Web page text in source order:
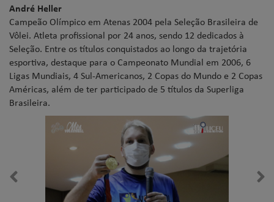
André Heller
Campeão Olímpico em Atenas 2004 pela Seleção Brasileira de
Vôlei. Atleta profissional por 24 anos, sendo 12 dedicados à
Seleção. Entre os títulos conquistados ao longo da trajetória
esportiva, destaque para o Campeonato Mundial em 2006, 6
Ligas Mundiais, 4 Sul-Americanos, 2 Copas do Mundo e 2 Copas
Américas, além de ter participado de 5 títulos da Superliga
Brasileira.